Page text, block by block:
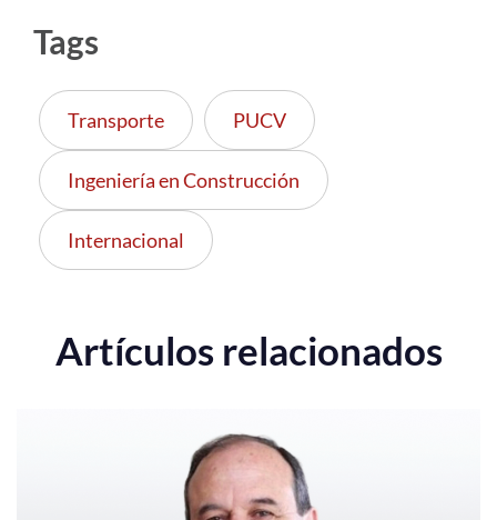
Tags
Transporte PUCV
Ingeniería en Construcción
Internacional
Artículos relacionados